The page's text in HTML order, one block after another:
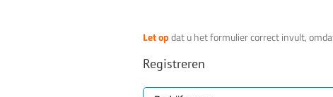
Let opdat u het formulier correct invult,
Registreren